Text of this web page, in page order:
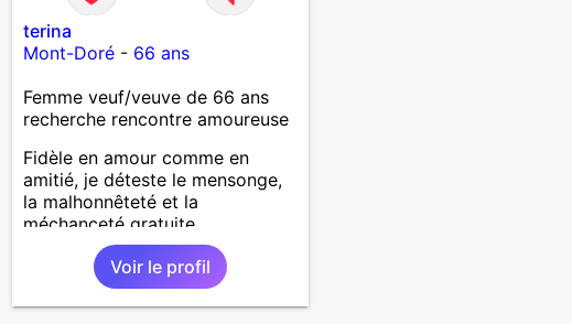
terina
Mont-Doré - 66 ans
Femme veuf/veuve de 66 ans
recherche rencontre amoureuse
Fidèle en amour comme en
amitié, je déteste le mensonge,
la malhonnêteté et la
méchanceté gratuite.
Voir le profil